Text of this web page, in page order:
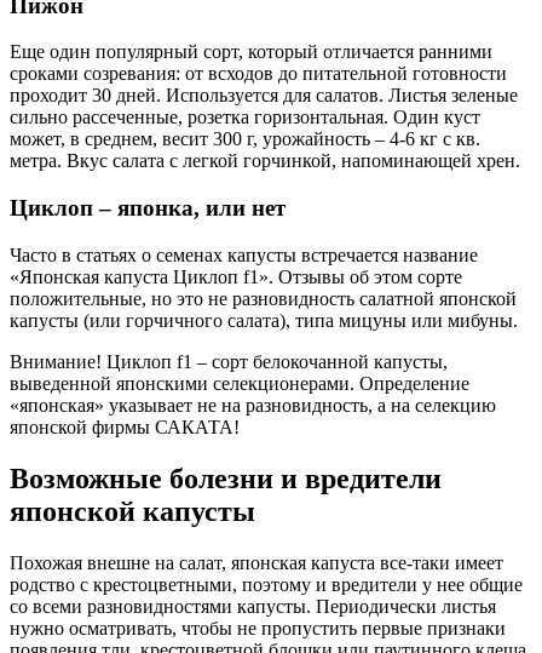
Еще один популярный сорт, который отличается ранними
сроками созревания: от всходов до питательной готовности
проходит 30 дней. Используется для салатов. Листья зеленые
сильно рассеченные, розетка горизонтальная. Один куст
может, в среднем, весит 300 г, урожайность – 4-6 кг с кв.
метра. Вкус салата с легкой горчинкой, напоминающей хрен.
Циклоп – японка, или нет
Часто в статьях о семенах капусты встречается название
«Японская капуста Циклоп f1». Отзывы об этом сорте
положительные, но это не разновидность салатной японской
капусты (или горчичного салата), типа мицуны или мибуны.
Внимание! Циклоп f1 – сорт белокочанной капусты,
выведенной японскими селекционерами. Определение
«японская» указывает не на разновидность, а на селекцию
японской фирмы САКАТА!
Возможные болезни и вредители
японской капусты
Похожая внешне на салат, японская капуста все-таки имеет
родство с крестоцветными, поэтому и вредители у нее общие
со всеми разновидностями капусты. Периодически листья
нужно осматривать, чтобы не пропустить первые признаки